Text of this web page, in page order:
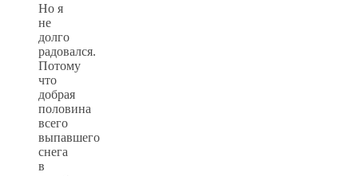
Но я
не
долго
радовался.
Потому
что
добрая
половина
всего
выпавшего
снега
в